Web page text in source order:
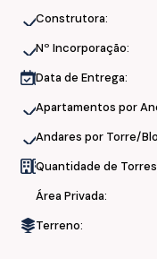
• Piscina Adulto e
• Salão de Festas
• Sala de Jogos
• Espaço Fitness
• Lounge
• Coworking
• Brinquedoteca
• Playground
Construtora:
Nº Incorporação:
Data de Entrega:
Apartamentos por
Andares por Torre/
Quantidade de
Área Privada:
Terreno: